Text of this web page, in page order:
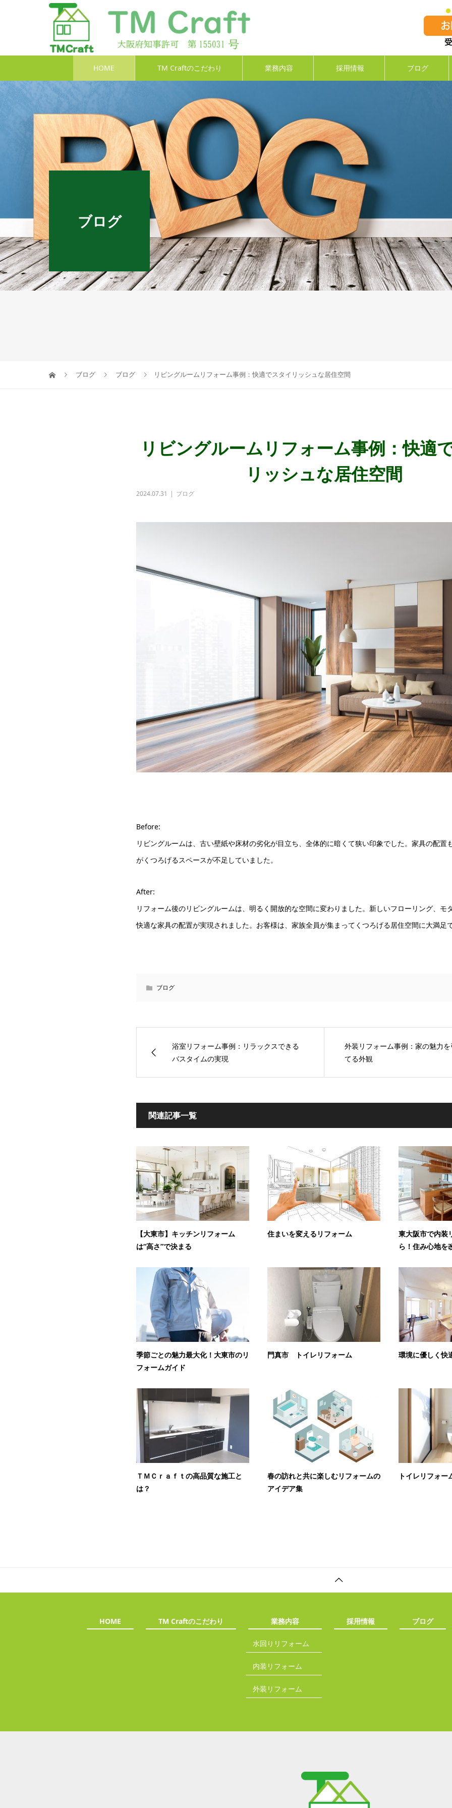
HOME TM Craftのこだわり 業務内容 採用情報 ブログ
ブログ
ブログ ブログ リビングルームリフォーム事例：快適でスタイリッシュな居住空間
リビングルームリフォーム事例：快適
リッシュな居住空間
2024.07.31 ブログ
Before:
リビングルームは、古い壁紙や床材の劣化が目立ち、全体的に暗くて狭い印象でした。家具の配置
がくつろげるスペースが不足していました。
After:
リフォーム後のリビングルームは、明るく開放的な空間に変わりました。新しいフローリング、モ
快適な家具の配置が実現されました。お客様は、家族全員が集まってくつろげる居住空間に大満足
ブログ
浴室リフォーム事例：リラックスできる
バスタイムの実現
外装リフォーム事例：家の魅力
てる外観
関連記事一覧
【大東市】キッチンリフォーム
は“高さ”で決まる
住まいを変えるリフォーム
東大阪市で内装
ら！住み心地を
季節ごとの魅力最大化！大東市のリ
フォームガイド
門真市 トイレリフォーム 環境に優しく快
ＴＭＣｒａｆｔの高品質な施工と
は？
春の訪れと共に楽しむリフォームの
アイデア集
トイレリフォー
HOME TM Craftのこだわり 業務内容
水回りリフォーム
内装リフォーム
外装リフォーム
採用情報 ブログ